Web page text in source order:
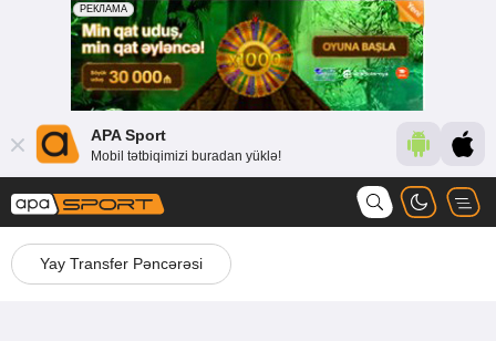
APA Sport
Mobil tətbiqimizi buradan yüklə!
Yay Transfer Pəncərəsi